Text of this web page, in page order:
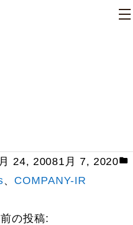
24, 20081月 7, 2020
、 COMPANY-IR
前の投稿: